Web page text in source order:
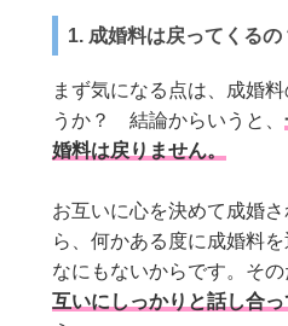
1. 成婚料は戻ってくるの
まず気になる点は、成婚
うか？ 結論からいうと、
婚料は戻りません。
お互いに心を決めて成婚
ら、何かある度に成婚料
なにもないからです。その
互いにしっかりと話し合